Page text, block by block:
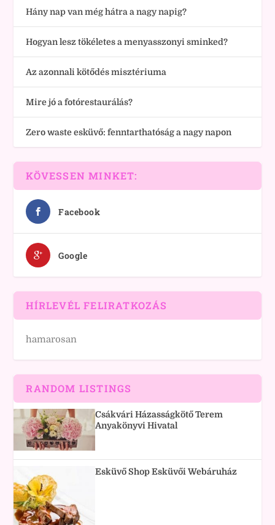
Hány nap van még hátra a nagy napig?
Hogyan lesz tökéletes a menyasszonyi sminked?
Az azonnali kötődés misztériuma
Mire jó a fotórestaurálás?
Zero waste esküvő: fenntarthatóság a nagy napon
KÖVESSEN MINKET:
Facebook
Google
HÍRLEVÉL FELIRATKOZÁS
hamarosan
RANDOM LISTINGS
Csákvári Házasságkötő Terem
Anyakönyvi Hivatal
Esküvő Shop Esküvői Webáruház